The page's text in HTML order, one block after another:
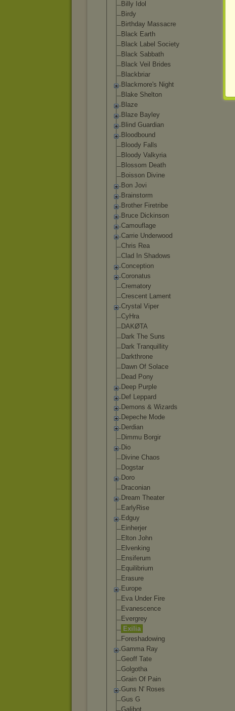
Billy Idol
Birdy
Birthday Massacre
Black Earth
Black Label Society
Black Sabbath
Black Veil Brides
Blackbriar
Blackmore's Night
Blake Shelton
Blaze
Blaze Bayley
Blind Guardian
Bloodbound
Bloody Falls
Bloody Valkyria
Blossom Death
Boisson Divine
Bon Jovi
Brainstorm
Brother Firetribe
Bruce Dickinson
Camouflage
Carrie Underwood
Chris Rea
Clad In Shadows
Conception
Coronatus
Crematory
Crescent Lament
Crystal Viper
CyHra
DAKØTA
Dark The Suns
Dark Tranquillity
Darkthrone
Dawn Of Solace
Dead Pony
Deep Purple
Def Leppard
Demons & Wizards
Depeche Mode
Derdian
Dimmu Borgir
Dio
Divine Chaos
Dogstar
Doro
Draconian
Dream Theater
EarlyRise
Edguy
Einherjer
Elton John
Elvenking
Ensiferum
Equilibrium
Erasure
Europe
Eva Under Fire
Evanescence
Evergrey
Exilia
Foreshadowing
Gamma Ray
Geoff Tate
Golgotha
Grain Of Pain
Guns N' Roses
Gus G
Gаlibоt